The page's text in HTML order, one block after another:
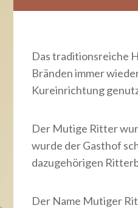
Das traditionsreiche
Bränden immer
Kureinrichtung
Der Mutige Ritter
wurde der Gasthof
dazugehörigen
Der Name Mutiger